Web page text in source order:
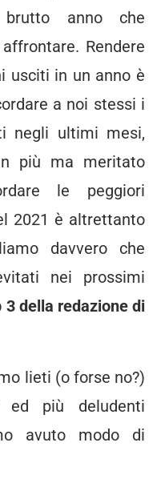
anno che
Rendere
usciti in un anno è
a noi stessi i
negli ultimi mesi,
più ma meritato
le peggiori
2021 è altrettanto
davvero che
nei prossimi
3 della redazione di
lieti (o forse no?)
più deludenti
avuto modo di